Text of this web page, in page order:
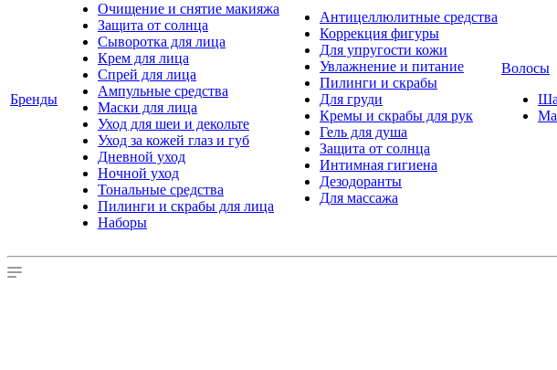
Бренды
Очищение и снятие макияжа
Защита от солнца
Сыворотка для лица
Крем для лица
Спрей для лица
Ампульные средства
Маски для лица
Уход для шеи и декольте
Уход за кожей глаз и губ
Дневной уход
Ночной уход
Тональные средства
Пилинги и скрабы для лица
Наборы
Антицеллюлитные средства
Коррекция фигуры
Для упругости кожи
Увлажнение и питание
Пилинги и скрабы
Для груди
Кремы и скрабы для рук
Гель для душа
Защита от солнца
Интимная гигиена
Дезодоранты
Для массажа
Волосы